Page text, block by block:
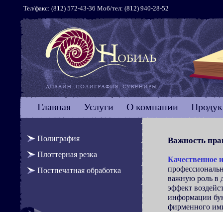
Тел/факс: (812) 572-43-36 Моб/тел: (812) 940-28-52
Главная Услуги О компании
Полиграфия
Плоттерная резка
Постпечатная обработка
Важность
Качественное
важную роль в
эффект
информации
фирменного